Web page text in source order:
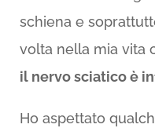
schiena e
volta nella mia vita
il nervo sciatico è
Ho aspettato